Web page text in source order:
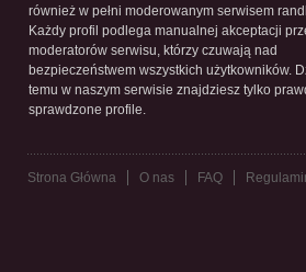
również w pełni moderowanym serwisem
Każdy profil podlega manualnej akceptacji
moderatorów serwisu, którzy czuwają nad
bezpieczeństwem wszystkich użytkowników.
temu w naszym serwisie znajdziesz tylko
sprawdzone profile.
Strona Główna O nas FAQ